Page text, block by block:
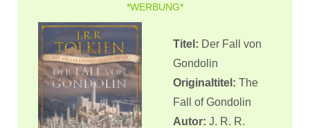
*WERBUNG*
Titel: Der Fall von
Gondolin
Originaltitel: The
Fall of Gondolin
Autor: J. R. R.